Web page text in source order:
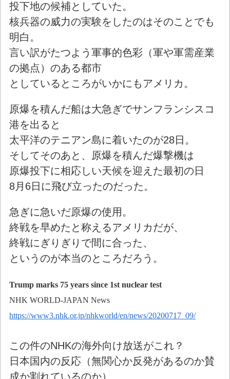
投下地の候補としていた。
核兵器の威力の実験をしたのはそのことでも
明白。
言い訳がたつよう軍事的色彩（軍や軍需産業
の拠点）のある都市
としているところがいかにもアメリカ。
原爆を積んだ船は大急ぎでサンフランシスコ
港を出ると
太平洋のテニアン島に着いたのが28日。
そしてそのあと、原爆を積んだ爆撃機は
原爆投下に相応しい天候を迎えた最初の日
8月6日に飛び立ったのだった。
急ぎに急いだ原爆の使用。
終戦を早めたと称えるアメリカだが、
終戦にぎりぎりで間に合った、
というのが本当のところだろう。
Trump marks 75 years since 1st nuclear test
NHK WORLD-JAPAN News
https://www3.nhk.or.jp/nhkworld/en/news/20200717_09/
この件のNHKの海外向け放送がこれ？
日本国内の反応（無関心か反発があるのか賛
成か割れているのか）